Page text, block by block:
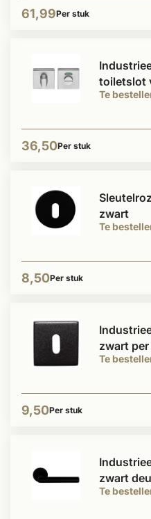
61,99Per stuk
Te
toiletslot
36,50Per stuk
Te
zwart
8,50Per stuk
Te
zwart
9,50Per stuk
Te
zwart